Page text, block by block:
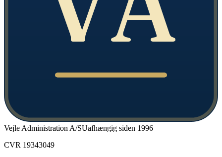
Vejle Administration A/SUafhængig siden 1996
CVR 19343049